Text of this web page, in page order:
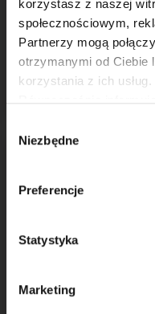
korzystasz z naszej
społecznościowym,
Partnerzy mogą
otrzymanymi od Ciebie
korzystania z ich usług.
Gdańsk (80-339) adres:
informacji o
prywatności.
zgody
Niezbędne
Preferencje
Statystyka
Marketing
Gofry bezglutenowe
z wanilią
Deser kokosowo-
malinowy z chia